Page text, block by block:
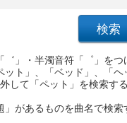
゛」・半濁音符「゜」を
ット」、「ベッド」、「
して「ペット」を検索
」があるものを曲名で検